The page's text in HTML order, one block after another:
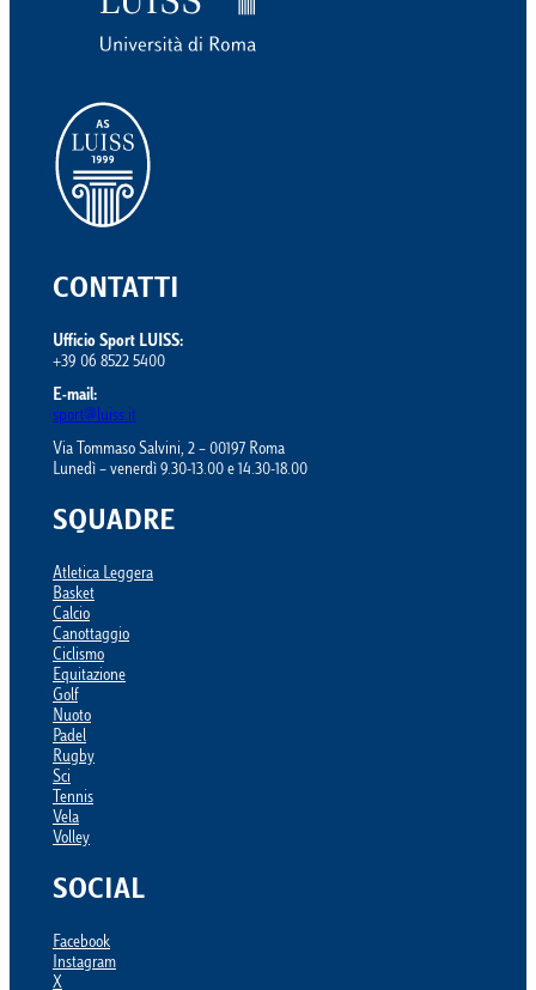
CONTATTI
Ufficio Sport LUISS:
+39 06 8522 5400
E-mail:
sport@luiss.it
Via Tommaso Salvini, 2 – 00197 Roma
Lunedì – venerdì 9.30-13.00 e 14.30-18.00
SQUADRE
Atletica Leggera
Basket
Calcio
Canottaggio
Ciclismo
Equitazione
Golf
Nuoto
Padel
Rugby
Sci
Tennis
Vela
Volley
SOCIAL
Facebook
Instagram
X